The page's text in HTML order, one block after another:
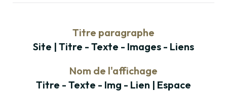
Titre paragraphe
Site | Titre - Texte - Images - Liens
Nom de l'affichage
Titre - Texte - Img - Lien | Espace